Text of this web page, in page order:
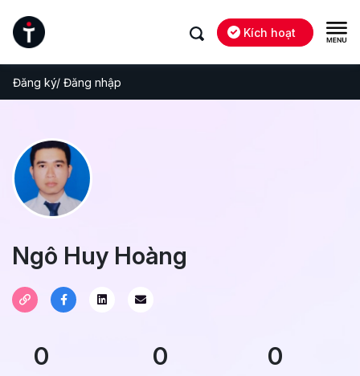
Kích hoạt
Đăng ký/ Đăng nhập
Ngô Huy Hoàng
0 0 0